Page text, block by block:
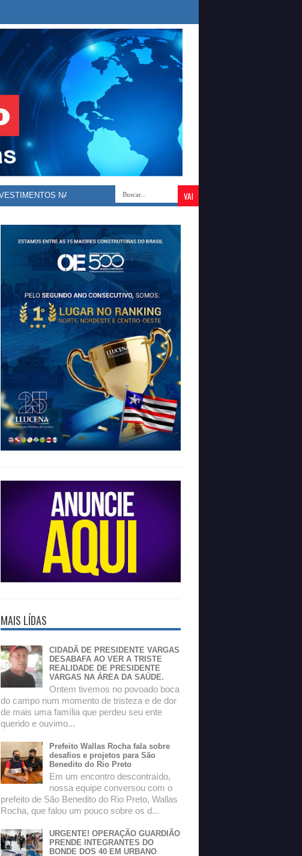
WALLAS ROCHA ENTREGA ESCOLAS TOTALMENTE
MAIS LÍDAS
CIDADÃ DE PRESIDENTE VARGAS
DESABAFA AO VER A TRISTE
REALIDADE DE PRESIDENTE
VARGAS NA ÁREA DA SAÚDE.
Ontem tivemos no povoado boca
do campo num momento de tristeza e de dor
de mais uma família que perdeu seu ente
querido e ouvimo...
Prefeito Wallas Rocha fala sobre
desafios e projetos para São
Benedito do Rio Preto
Em um encontro descontraído,
nossa equipe conversou com o
prefeito de São Benedito do Rio Preto, Wallas
Rocha, que falou um pouco sobre os d...
URGENTE! OPERAÇÃO GUARDIÃO
PRENDE INTEGRANTES DO
BONDE DOS 40 EM URBANO